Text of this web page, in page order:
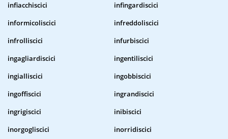
infiacchiscici
infingardiscici
informicoliscici
infreddoliscici
infrolliscici
infurbiscici
ingagliardiscici
ingentiliscici
ingialliscici
ingobbiscici
ingoffiscici
ingrandiscici
ingrigiscici
inibiscici
inorgogliscici
inorridiscici